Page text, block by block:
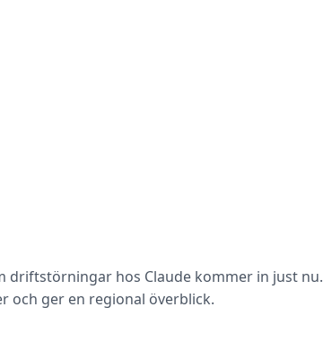
hos Claude kommer in just nu.
och ger en regional överblick.